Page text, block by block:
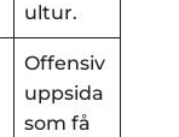
ultur.
Offensiv
uppsida
som få